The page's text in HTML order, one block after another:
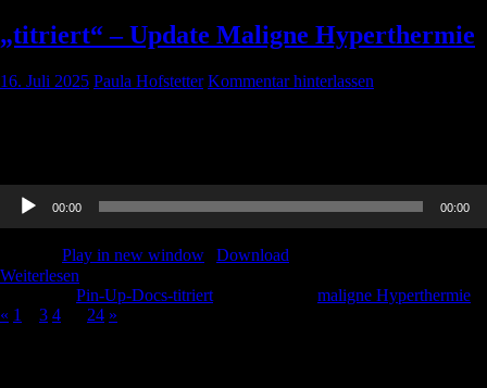
„titriert“ – Update Maligne Hyperthermie
16. Juli 2025 Paula Hofstetter Kommentar hinterlassen
Audio-
Player
00:00 00:00
Play in new window
Download
Weiterlesen
Pin-Up-Docs-titriert
maligne Hyperthermie
« 1 3 4 24 »